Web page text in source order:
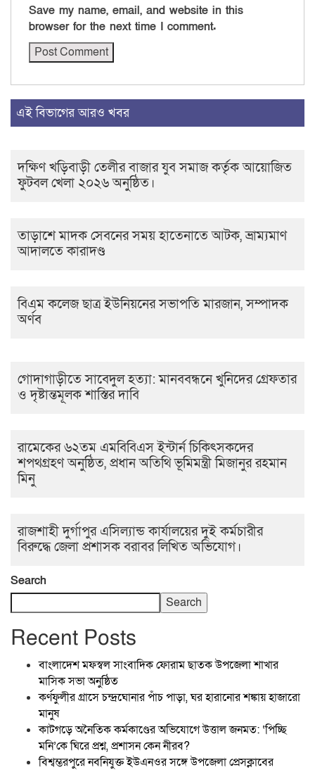
Save my name, email, and website in this
browser for the next time I comment.
এই বিভাগের আরও খবর
দক্ষিণ খড়িবাড়ী তেলীর বাজার যুব সমাজ কর্তৃক আয়োজিত
ফুটবল খেলা ২০২৬ অনুষ্ঠিত।
তাড়াশে মাদক সেবনের সময় হাতেনাতে আটক, ভ্রাম্যমাণ
আদালতে কারাদণ্ড
বিএম কলেজ ছাত্র ইউনিয়নের সভাপতি মারজান, সম্পাদক
অর্ণব
গোদাগাড়ীতে সাবেদুল হত্যা: মানববন্ধনে খুনিদের গ্রেফতার
ও দৃষ্টান্তমূলক শাস্তির দাবি
রামেকের ৬২তম এমবিবিএস ইন্টার্ন চিকিৎসকদের
শপথগ্রহণ অনুষ্ঠিত, প্রধান অতিথি ভূমিমন্ত্রী মিজানুর রহমান
মিনু
রাজশাহী দুর্গাপুর এসিল্যান্ড কার্যালয়ের দুই কর্মচারীর
বিরুদ্ধে জেলা প্রশাসক বরাবর লিখিত অভিযোগ।
Search
Search
Recent Posts
বাংলাদেশ মফস্বল সাংবাদিক ফোরাম ছাতক উপজেলা শাখার
মাসিক সভা অনুষ্ঠিত
কর্ণফুলীর গ্রাসে চন্দ্রঘোনার পাঁচ পাড়া, ঘর হারানোর শঙ্কায় হাজারো
মানুষ
কাটগড়ে অনৈতিক কর্মকাণ্ডের অভিযোগে উত্তাল জনমত: ‘পিচ্ছি
মনি’কে ঘিরে প্রশ্ন, প্রশাসন কেন নীরব?
বিশ্বম্ভরপুরে নবনিযুক্ত ইউএনওর সঙ্গে উপজেলা প্রেসক্লাবের